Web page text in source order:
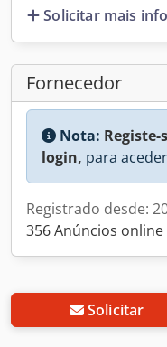
Solicitar mais
Fornecedor
Nota:
login, para
Registrado desde:
356 Anúncios online
Solicitar